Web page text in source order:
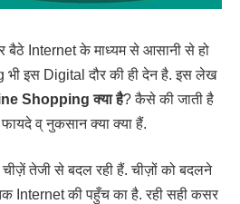
बैठे Internet के माध्यम से आसानी से हो
इस Digital दौर की ही देन है. इस लेख
Shopping क्या है? कैसे की जाती है
व् नुकसान क्या क्या हैं.
तेजी से बदल रही हैं. चीज़ों को बदलने
Internet की पहुँच का है. रही सही कसर